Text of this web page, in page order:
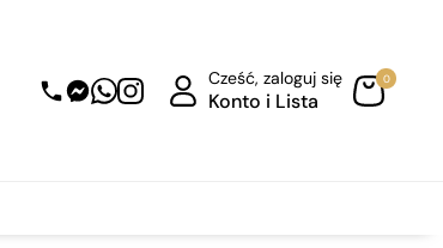
Cześć, zaloguj się
Konto i Lista
0